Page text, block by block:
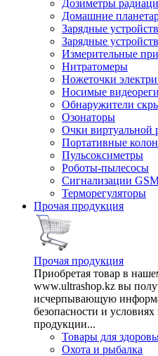
Дозиметры
Домашние
Зарядные
Зарядные
Измерительные
Нитратомеры
Ножеточки
Носимые
Обнаружители
Озонаторы
Очки виртуальной
Портативные
Пульсоксиметры
Роботы-пылесосы
Сигнализации
Терморегуляторы
Прочая продукция
Прочая продукция
Приобретая товар в
www.ultrashop.kz вы
исчерпывающую
безопасности и
продукции...
Товары для
Охота и рыбалка